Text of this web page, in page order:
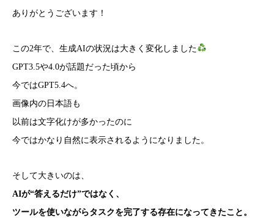
ありがとうございます！
この2年で、生成AIの状況は大きく変化しました
GPT3.5や4.0が話題だった頃から
今ではGPT5.4へ。
画像内の日本語も
以前は文字化けが多かったのに
今ではかなり自然に表示されるようになりました。
そして大きいのは、
AIが“答えるだけ”ではなく、
ツールを使いながらタスクを完了する存在になってきたこと。